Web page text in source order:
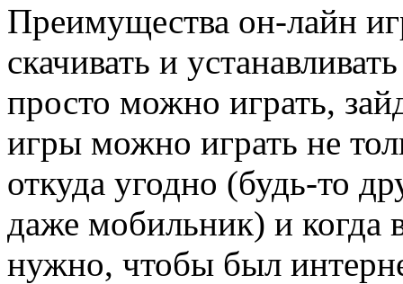
Преимущества он-лайн
скачивать и
просто можно играть,
игры можно играть не
откуда угодно (будь-то
даже мобильник) и когда
нужно, чтобы был